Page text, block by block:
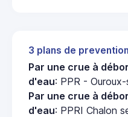
3 plans de
Par une crue à
d'eau: PPR -
Par une crue à
d'eau: PPRI Chalon